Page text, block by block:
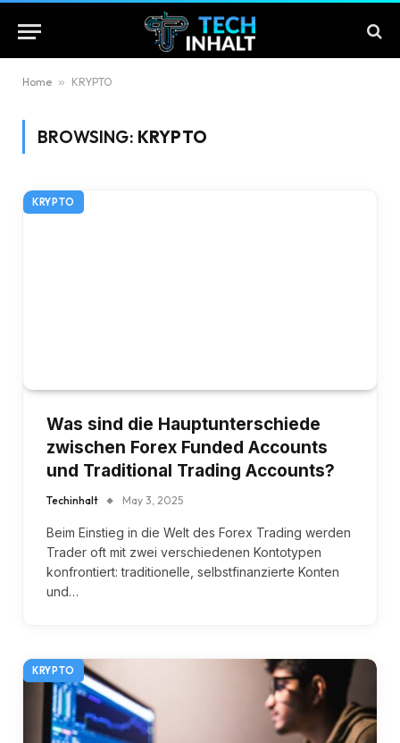
Home » KRYPTO
BROWSING: KRYPTO
KRYPTO
Was sind die Hauptunterschiede
zwischen Forex Funded Accounts
und Traditional Trading Accounts?
Techinhalt May 3, 2025
Beim Einstieg in die Welt des Forex Trading werden
Trader oft mit zwei verschiedenen Kontotypen
konfrontiert: traditionelle, selbstfinanzierte Konten
und…
KRYPTO